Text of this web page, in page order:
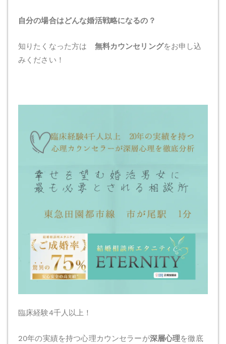
自分の場合はどんな婚活戦略になるの？
知りたくなった方は 無料カウンセリングをお申し込
みください！
臨床経験4千人以上！
20年の実績を持つ心理カウンセラーが深層心理を徹底